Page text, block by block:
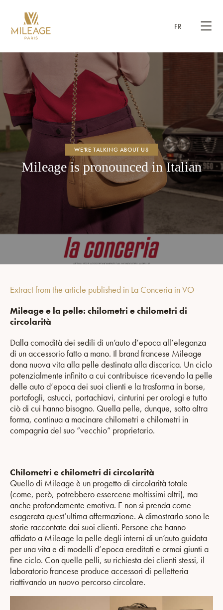
FR
WE'RE TALKING ABOUT US
Mileage is pronounced in Italian
Extract from the article published in La Conceria in VO
Mileage e la pelle: chilometri e chilometri di
circolarità
Dalla comodità dei sedili di un’auto d’epoca all’eleganza
di un accessorio fatto a mano. Il brand francese Mileage
dona nuova vita alla pelle destinata alla discarica. Un ciclo
potenzialmente infinito a cui contribuisce ricevendo la pelle
delle auto d’epoca dei suoi clienti e la trasforma in borse,
portafogli, astucci, portachiavi, cinturini per orologi e tutto
ciò di cui hanno bisogno. Quella pelle, dunque, sotto altra
forma, continua a macinare chilometri e chilometri in
compagnia del suo “vecchio” proprietario.
Chilometri e chilometri di circolarità
Quello di Mileage è un progetto di circolarità totale
(come, però, potrebbero essercene moltissimi altri), ma
anche profondamente emotiva. E non si prenda come
esagerata quest’ultima affermazione. A dimostrarlo sono le
storie raccontate dai suoi clienti. Persone che hanno
affidato a Mileage la pelle degli interni di un’auto guidata
per una vita e di modelli d’epoca ereditati e ormai giunti a
fine ciclo. Con quelle pelli, su richiesta dei clienti stessi, il
laboratorio francese produce accessori di pelletteria
riattivando un nuovo percorso circolare.